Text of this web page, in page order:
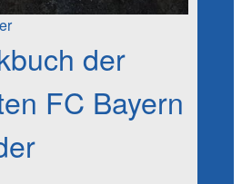
der
FC Bayern